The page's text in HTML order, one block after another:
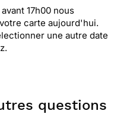
17h00 nous
carte aujourd'hui.
une autre date
questions